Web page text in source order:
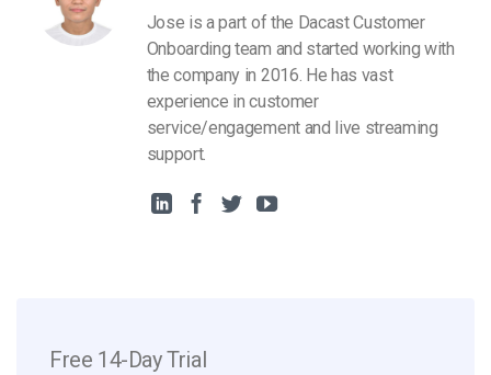
Jose is a part of the Dacast Customer
Onboarding team and started working with
the company in 2016. He has vast
experience in customer
service/engagement and live streaming
support.
Free 14-Day Trial